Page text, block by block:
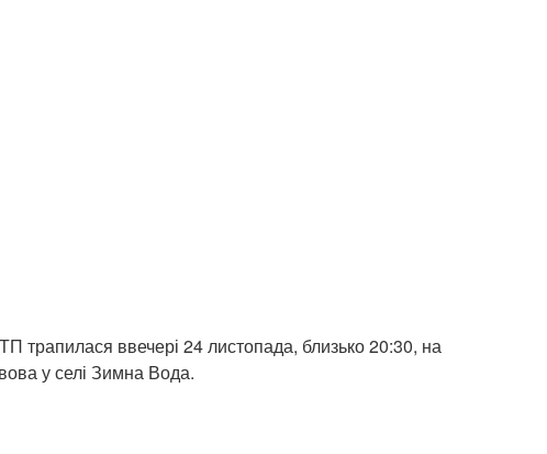
трапилася ввечері 24 листопада, близько 20:30, на
у селі Зимна Вода.